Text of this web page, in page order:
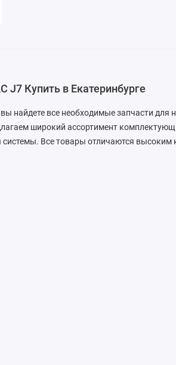
J7 Купить в Екатеринбурге
найдете все необходимые запчасти для
широкий ассортимент
системы. Все товары отличаются высоким